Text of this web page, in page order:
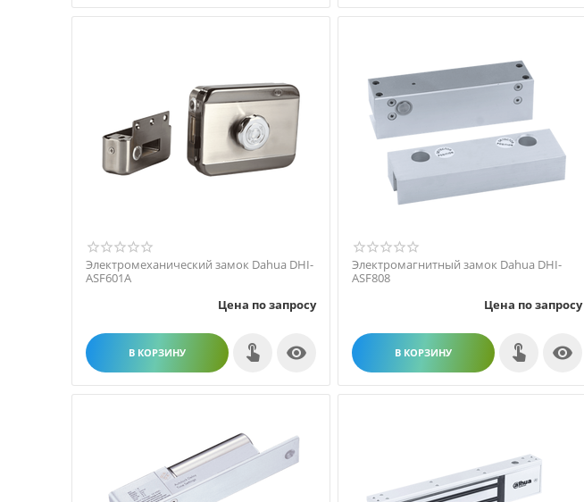
Электромеханический замок Dahua DHI-
ASF601A
Цена по запросу
В КОРЗИНУ 
Электромагнитный замок Dahua DHI-
ASF808
Цена по запросу
В КОРЗИНУ 